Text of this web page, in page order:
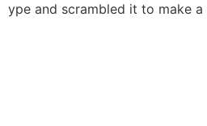
ype and scrambled it to make